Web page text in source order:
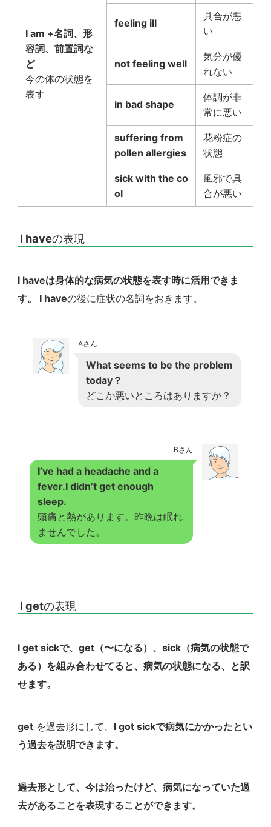
I am +名詞、形
容詞、前置詞な
ど
今の体の状態を
表す
feeling ill
具合が悪
い
not feeling well
気分が優
れない
in bad shape
体調が非
常に悪い
suffering from
pollen allergies
花粉症の
状態
sick with the co
ol
風邪で具
合が悪い
I haveの表現
I haveは身体的な病気の状態を表す時に活用できま
す。
I haveの後に症状の名詞をおきます。
Aさん
What seems to be the problem
today？
どこか悪いところはありますか？
Bさん
I’ve had a headache and a
fever.I didn’t get enough
sleep.
頭痛と熱があります。昨晩は眠れ
ませんでした。
I getの表現
I get sickで、 get（〜になる） 、 sick（病気の状態で
ある） を組み合わせてると、病気の状態になる、と訳
せます。
get を過去形にして、 I got sickで病気にかかったとい
う過去を説明できます。
過去形として、今は治ったけど、病気になっていた過
去があることを表現することができます。